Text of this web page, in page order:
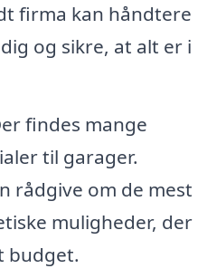
firma kan håndtere
og sikre, at alt er i
findes mange
til garager.
rådgive om de mest
muligheder, der
budget.